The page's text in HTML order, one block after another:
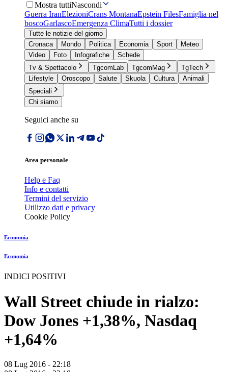
Mostra tuttiNascondi
Guerra IranElezioniCrans MontanaEpstein FilesFamiglia nel
boscoGarlascoEmergenza ClimaTutti i dossier
Tutte le notizie del giorno
Cronaca
Mondo Politica Economia Sport
Meteo
Video
Foto Infografiche
Schede
Tv & Spettacolo
TgcomLab TgcomMag
TgTech
Lifestyle
Oroscopo Salute Skuola Cultura
Animali
Speciali
Chi siamo
Seguici anche su
Area personale
Help e Faq
Info e contatti
Termini del servizio
Utilizzo dati e privacy
Cookie Policy
Economia
Economia
INDICI POSITIVI
Wall Street chiude in rialzo:
Dow Jones +1,38%, Nasdaq
+1,64%
08 Lug 2016 - 22:18